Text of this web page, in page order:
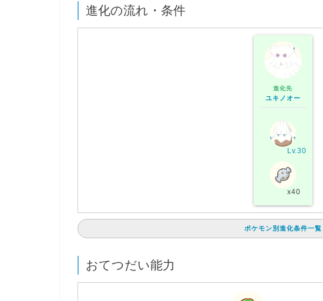
進化の流れ・条件
進化先
ユキノオー
Lv.30
x40
ポケモン別進化条件一覧
おてつだい能力